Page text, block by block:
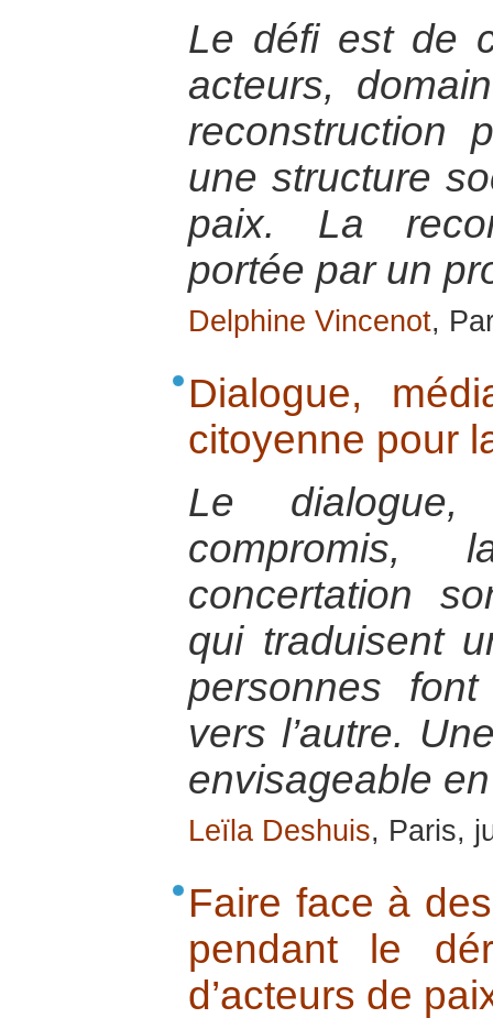
Le défi est de
acteurs,
reconstruction
une structure
paix. La
portée par un
Delphine Vincenot,
Dialogue,
citoyenne pour
Le
compromis,
concertation
qui traduisent
personnes
vers l’autre.
envisageable
Leïla Deshuis, Paris,
Faire face à
pendant le
d’acteurs de